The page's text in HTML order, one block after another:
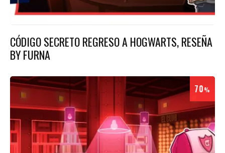
CÓDIGO SECRETO REGRESO A HOGWARTS, RESEÑA
BY FURNA
70%